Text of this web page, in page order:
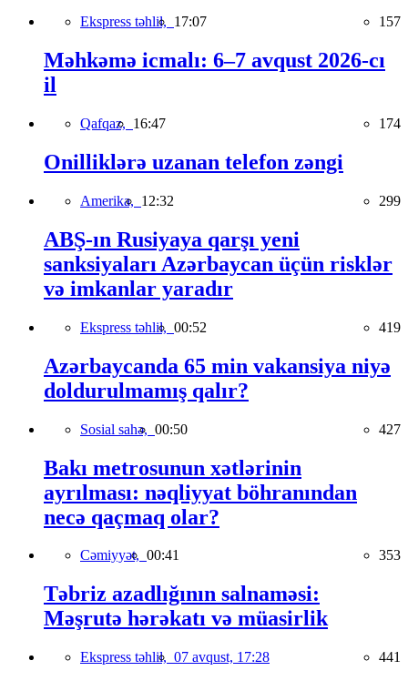
Ekspress təhlil, 17:07 157
Məhkəmə icmalı: 6–7 avqust 2026-cı
il
Qafqaz, 16:47 174
Onilliklərə uzanan telefon zəngi
Amerika, 12:32 299
ABŞ-ın Rusiyaya qarşı yeni
sanksiyaları Azərbaycan üçün risklər
və imkanlar yaradır
Ekspress təhlil, 00:52 419
Azərbaycanda 65 min vakansiya niyə
doldurulmamış qalır?
Sosial sahə, 00:50 427
Bakı metrosunun xətlərinin
ayrılması: nəqliyyat böhranından
necə qaçmaq olar?
Cəmiyyət, 00:41 353
Təbriz azadlığının salnaməsi:
Məşrutə hərəkatı və müasirlik
Ekspress təhlil, 07 avqust, 17:28 441